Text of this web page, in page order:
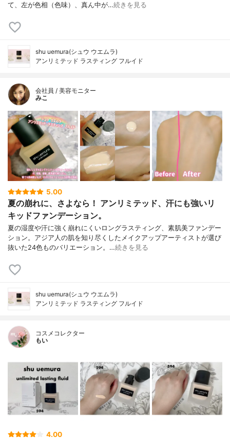
て、左が色相（色味）、真ん中が…続きを見る
shu uemura(シュウ ウエムラ)
アンリミテッド ラスティング フルイド
会社員 / 美容モニター
みこ
5.00
夏の崩れに、さよなら！ アンリミテッド、汗にも強いリ
キッドファンデーション。
夏の湿度や汗に強く崩れにくいロングラスティング、素肌美ファンデー
ション。アジア人の肌を知り尽くしたメイクアップアーティストが選び
抜いた24色ものバリエーション。…続きを見る
shu uemura(シュウ ウエムラ)
アンリミテッド ラスティング フルイド
コスメコレクター
もい
4.00